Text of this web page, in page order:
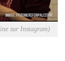
sur Instagram)